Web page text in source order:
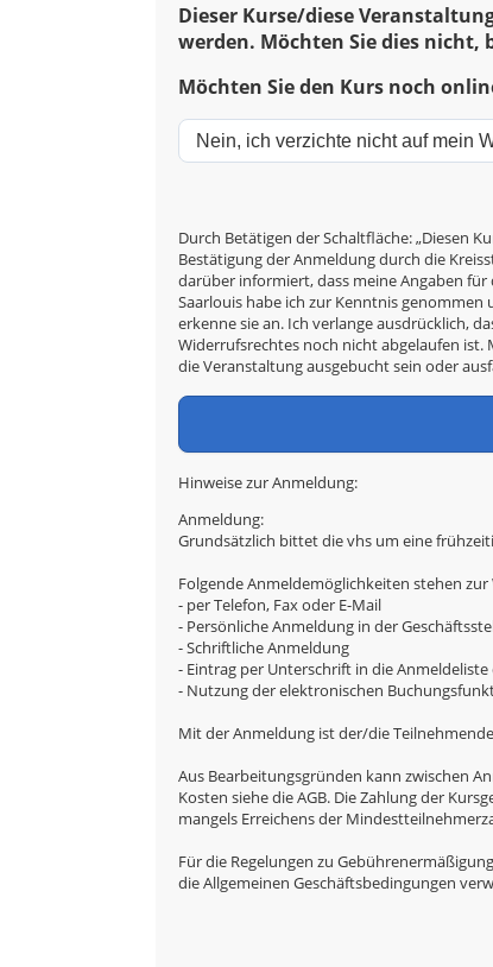
Dieser Kurse/diese
werden. Möchten Sie dies nicht,
Möchten Sie den Kurs noch
Durch Betätigen der Schaltfläche: „Diesen
Bestätigung der Anmeldung durch die
darüber informiert, dass meine Angaben
Saarlouis habe ich zur Kenntnis
erkenne sie an. Ich verlange ausdrücklich,
Widerrufsrechtes noch nicht abgelaufen ist.
die Veranstaltung ausgebucht sein oder
Hinweise zur Anmeldung:
Anmeldung:
Grundsätzlich bittet die vhs um eine
Folgende Anmeldemöglichkeiten stehen zur
- per Telefon, Fax oder E-Mail
- Persönliche Anmeldung in der
- Schriftliche Anmeldung
- Eintrag per Unterschrift in die
- Nutzung der elektronischen
Mit der Anmeldung ist der/die
Aus Bearbeitungsgründen kann zwischen
Kosten siehe die AGB. Die Zahlung der
mangels Erreichens der
Für die Regelungen zu
die Allgemeinen Geschäftsbedingungen